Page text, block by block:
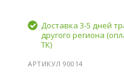
Доставка 3-5 дней
другого региона
ТК)
АРТИКУЛ 90014